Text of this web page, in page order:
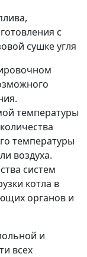
с
сушке угля
температуры
температуры
воздуха.
систем
котла в
органов и
и
всех